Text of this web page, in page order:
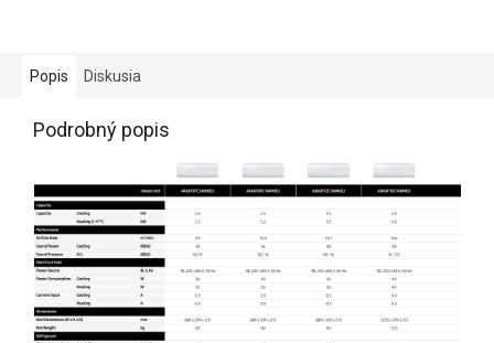
Popis Diskusia
Podrobný popis